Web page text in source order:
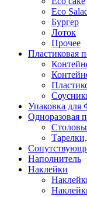
Eco
Бургер
Лоток
Прочее
Пластиковая
Упаковка для
Одноразовая
Наполнитель
Наклейки